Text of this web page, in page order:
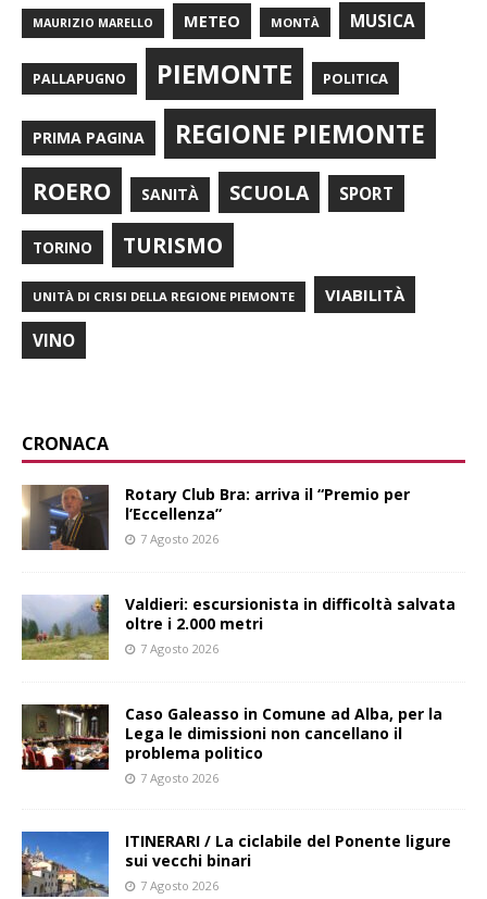
MAURIZIO MARELLO METEO MONTÀ MUSICA
PALLAPUGNO PIEMONTE POLITICA
PRIMA PAGINA REGIONE PIEMONTE
ROERO SANITÀ SCUOLA SPORT
TORINO TURISMO
UNITÀ DI CRISI DELLA REGIONE PIEMONTE VIABILITÀ
VINO
CRONACA
Rotary Club Bra: arriva il “Premio per
l’Eccellenza”
7 Agosto 2026
Valdieri: escursionista in difficoltà salvata
oltre i 2.000 metri
7 Agosto 2026
Caso Galeasso in Comune ad Alba, per la
Lega le dimissioni non cancellano il
problema politico
7 Agosto 2026
ITINERARI / La ciclabile del Ponente ligure
sui vecchi binari
7 Agosto 2026